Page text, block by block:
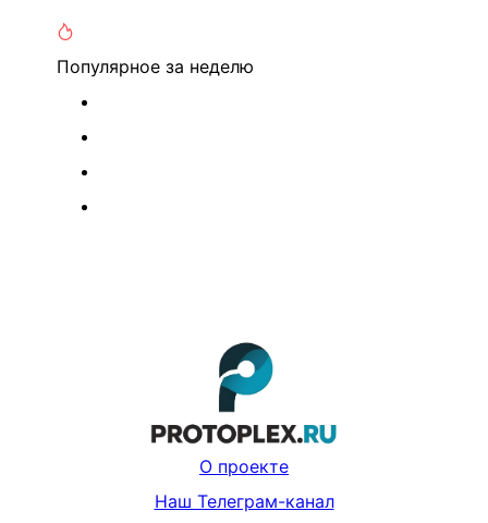
Популярное за неделю
О проекте
Наш Телеграм-канал